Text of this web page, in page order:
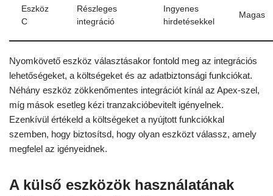
Eszköz
C
Részleges
integráció
Ingyenes
hirdetésekkel
Magas
Nyomkövető eszköz választásakor fontold meg az integrációs
lehetőségeket, a költségeket és az adatbiztonsági funkciókat.
Néhány eszköz zökkenőmentes integrációt kínál az Apex-szel,
míg mások esetleg kézi tranzakcióbevitelt igényelnek.
Ezenkívül értékeld a költségeket a nyújtott funkciókkal
szemben, hogy biztosítsd, hogy olyan eszközt válassz, amely
megfelel az igényeidnek.
A külső eszközök használatának